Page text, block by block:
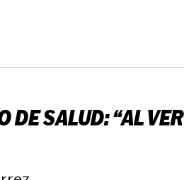
DE SALUD: “AL VER